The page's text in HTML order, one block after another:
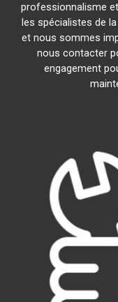
professionnalisme
les spécialistes de la
et nous sommes
nous contacter
engagement